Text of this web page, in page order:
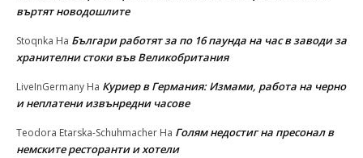
въртят новодошлите
Stoqnka На Българи работят за по 16 паунда на час в заводи за
хранителни стоки във Великобритания
LiveInGermany На Куриер в Германия: Измами, работа на черно
и неплатени извънредни часове
Teodora Etarska-Schuhmacher На Голям недостиг на пресонал в
немските ресторанти и хотели